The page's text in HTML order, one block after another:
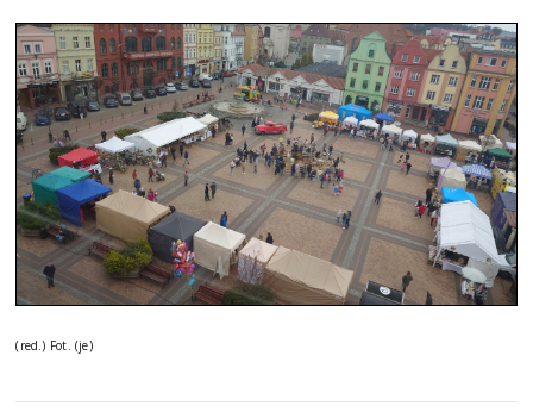
(red.) Fot. (je)